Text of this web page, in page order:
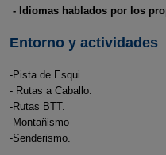
- Idiomas hablados por los
Entorno y actividades
-Pista de Esqui.
- Rutas a Caballo.
-Rutas BTT.
-Montañismo
-Senderismo.